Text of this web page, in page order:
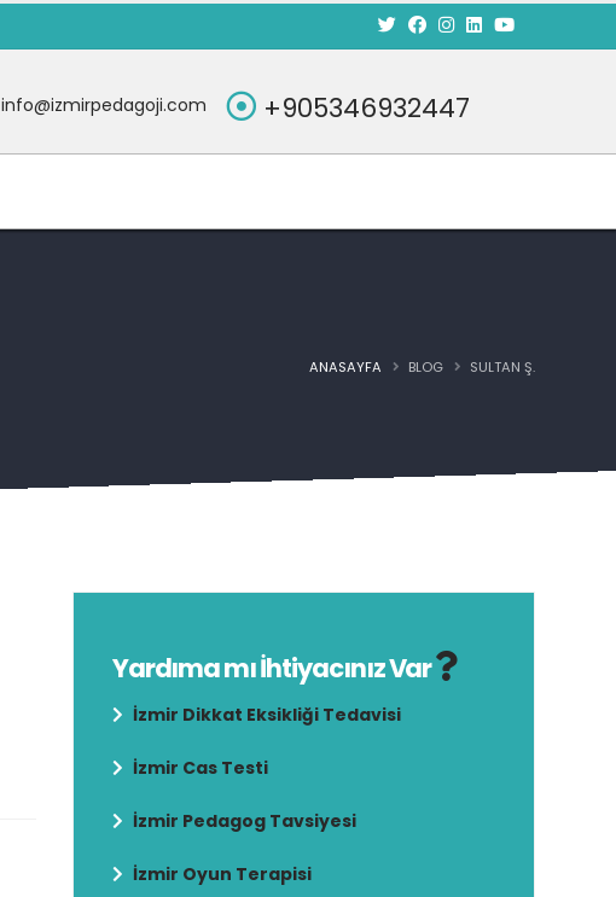
info@izmirpedagoji.com +905346932447
ANASAYFA BLOG SULTAN Ş.
Yardıma mı İhtiyacınız Var
İzmir Dikkat Eksikliği Tedavisi
İzmir Cas Testi
İzmir Pedagog Tavsiyesi
İzmir Oyun Terapisi